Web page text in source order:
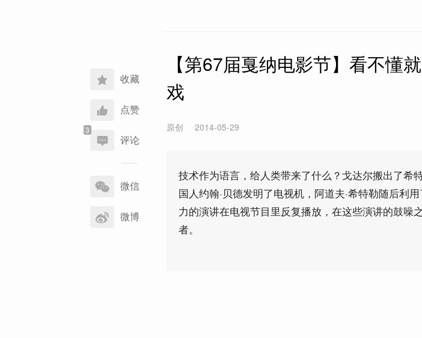
收藏
点赞
评论
享
到
微信
微博
【第67届戛纳电影节】看不懂
戏
原创 2014-05-29
技术作为语言，给人类带来了什么？戈达尔搬出了希
国人约翰·贝德发明了电视机，阿道夫·希特勒随后利
力的演讲在电视节目里反复播放，在这些演讲的鼓噪
者。